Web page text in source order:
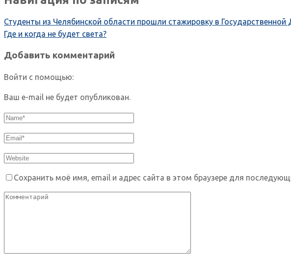
Студенты из Челябинской области прошли стажировку в
Где и когда не будет света?
Добавить комментарий
Войти с помощью:
Ваш e-mail не будет опубликован.
Сохранить моё имя, email и адрес сайта в этом браузере для